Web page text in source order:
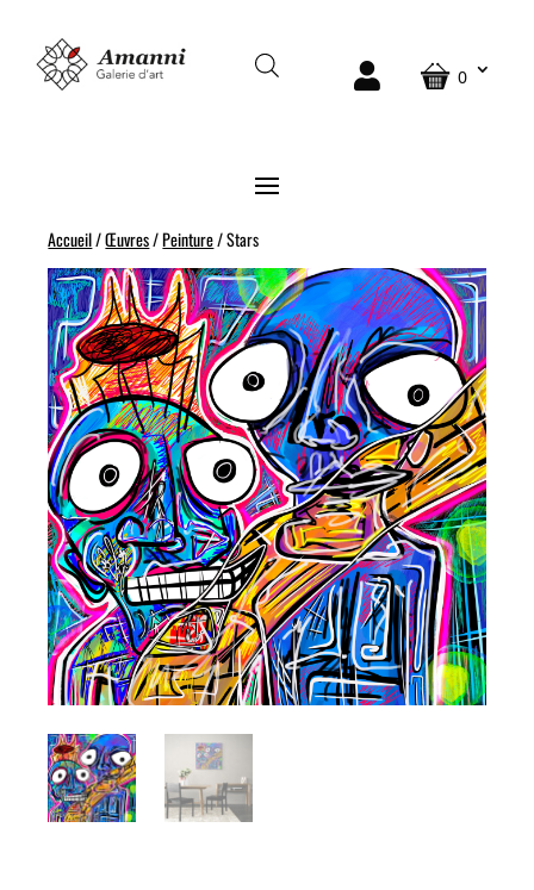
0
Accueil/Œuvres/Peinture/ Stars